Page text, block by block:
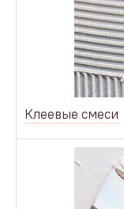
Клеевые смеси